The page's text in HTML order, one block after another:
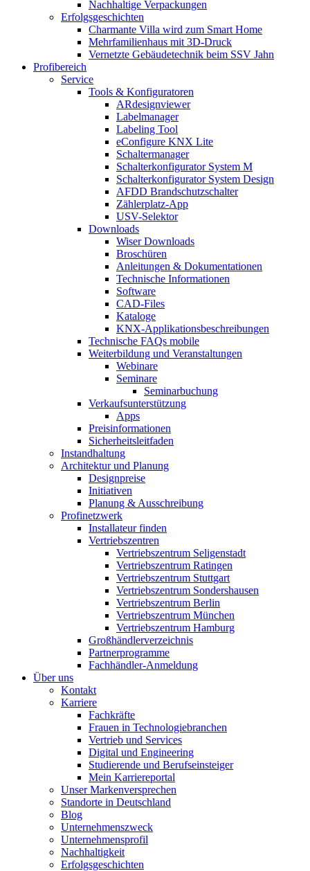
Nachhaltige Verpackungen
Erfolgsgeschichten
Charmante Villa wird zum Smart Home
Mehrfamilienhaus mit 3D-Druck
Vernetzte Gebäudetechnik beim SSV Jahn
Profibereich
Service
Tools & Konfiguratoren
ARdesignviewer
Labelmanager
Labeling Tool
eConfigure KNX Lite
Schaltermanager
Schalterkonfigurator System M
Schalterkonfigurator System Design
AFDD Brandschutzschalter
Zählerplatz-App
USV-Selektor
Downloads
Wiser Downloads
Broschüren
Anleitungen & Dokumentationen
Technische Informationen
Software
CAD-Files
Kataloge
KNX-Applikationsbeschreibungen
Technische FAQs mobile
Weiterbildung und Veranstaltungen
Webinare
Seminare
Seminarbuchung
Verkaufsunterstützung
Apps
Preisinformationen
Sicherheitsleitfaden
Instandhaltung
Architektur und Planung
Designpreise
Initiativen
Planung & Ausschreibung
Profinetzwerk
Installateur finden
Vertriebszentren
Vertriebszentrum Seligenstadt
Vertriebszentrum Ratingen
Vertriebszentrum Stuttgart
Vertriebszentrum Sondershausen
Vertriebszentrum Berlin
Vertriebszentrum München
Vertriebszentrum Hamburg
Großhändlerverzeichnis
Partnerprogramme
Fachhändler-Anmeldung
Über uns
Kontakt
Karriere
Fachkräfte
Frauen in Technologiebranchen
Vertrieb und Services
Digital und Engineering
Studierende und Berufseinsteiger
Mein Karriereportal
Unser Markenversprechen
Standorte in Deutschland
Blog
Unternehmenszweck
Unternehmensprofil
Nachhaltigkeit
Erfolgsgeschichten